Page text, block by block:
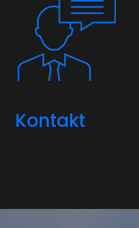
Kontakt